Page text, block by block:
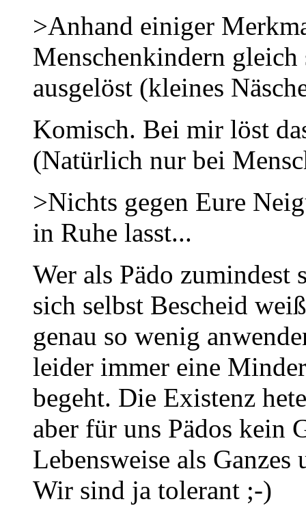
>Anhand einiger
Menschenkindern
ausgelöst (kleines
Komisch. Bei mir löst
(Natürlich nur bei
>Nichts gegen Eure
in Ruhe lasst...
Wer als Pädo zumindest
sich selbst Bescheid
genau so wenig
leider immer eine
begeht. Die Existenz
aber für uns Pädos kein
Lebensweise als
Wir sind ja tolerant ;-)